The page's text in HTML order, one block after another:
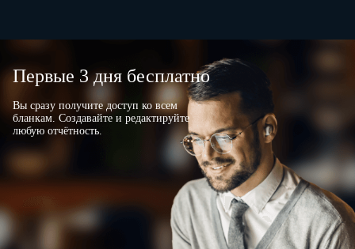
Первые 3 дня бесплатно
Вы сразу получите доступ ко всем
бланкам. Создавайте и редактируйте
любую отчётность.